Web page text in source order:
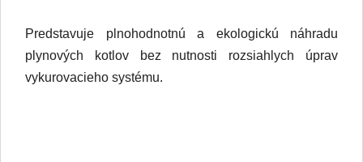
Predstavuje plnohodnotnú a ekologickú náhradu
plynových kotlov bez nutnosti rozsiahlych úprav
vykurovacieho systému.